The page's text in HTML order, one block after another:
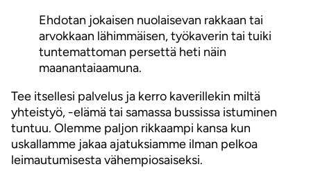
Ehdotan jokaisen nuolaisevan rakkaan tai
arvokkaan lähimmäisen, työkaverin tai tuiki
tuntemattoman persettä heti näin
maanantaiaamuna.
Tee itsellesi palvelus ja kerro kaverillekin miltä
yhteistyö, -elämä tai samassa bussissa istuminen
tuntuu. Olemme paljon rikkaampi kansa kun
uskallamme jakaa ajatuksiamme ilman pelkoa
leimautumisesta vähempiosaiseksi.